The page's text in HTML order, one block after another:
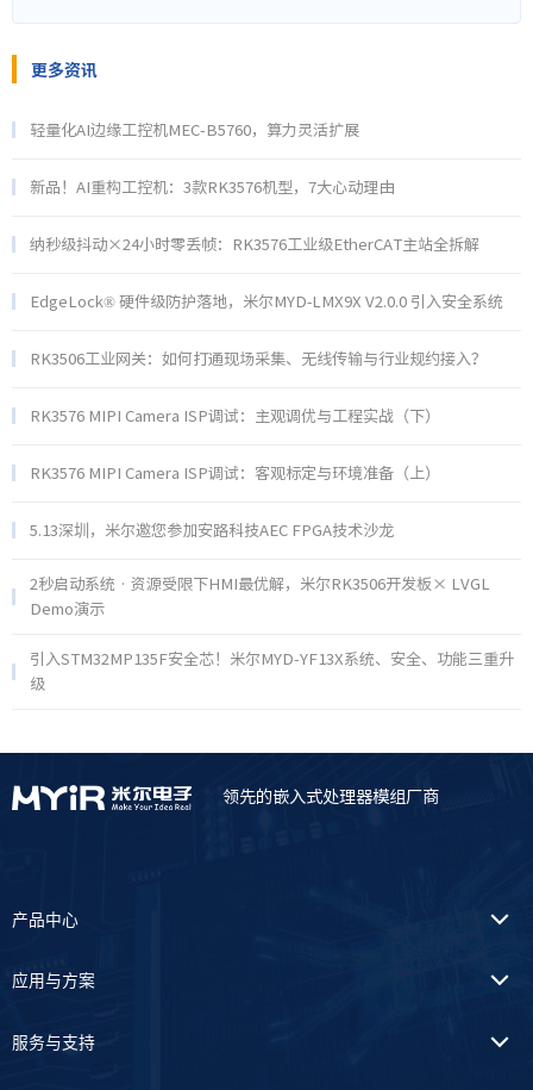
更多资讯
轻量化AI边缘工控机MEC-B5760，算力灵活扩展
新品！AI重构工控机：3款RK3576机型，7大心动理由
纳秒级抖动×24小时零丢帧：RK3576工业级EtherCAT主站全拆解
EdgeLock® 硬件级防护落地，米尔MYD‑LMX9X V2.0.0 引入安全系统
RK3506工业网关：如何打通现场采集、无线传输与行业规约接入？
RK3576 MIPI Camera ISP调试：主观调优与工程实战（下）
RK3576 MIPI Camera ISP调试：客观标定与环境准备（上）
5.13深圳，米尔邀您参加安路科技AEC FPGA技术沙龙
2秒启动系统 · 资源受限下HMI最优解，米尔RK3506开发板× LVGL
Demo演示
引入STM32MP135F安全芯！米尔MYD-YF13X系统、安全、功能三重升
级
领先的嵌入式处理器模组厂商
产品中心
应用与方案
服务与支持